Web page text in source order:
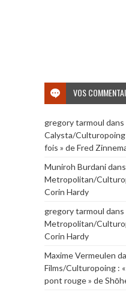
VOS
gregory tarmoul dans
Calysta/
fois » de Fred
Muniroh Burdanidans
Metropolitan/
Corin Hardy
gregory tarmoul dans
Metropolitan/
Corin Hardy
Maxime Vermeulen
Films/Culturopoing :
pont rouge » de